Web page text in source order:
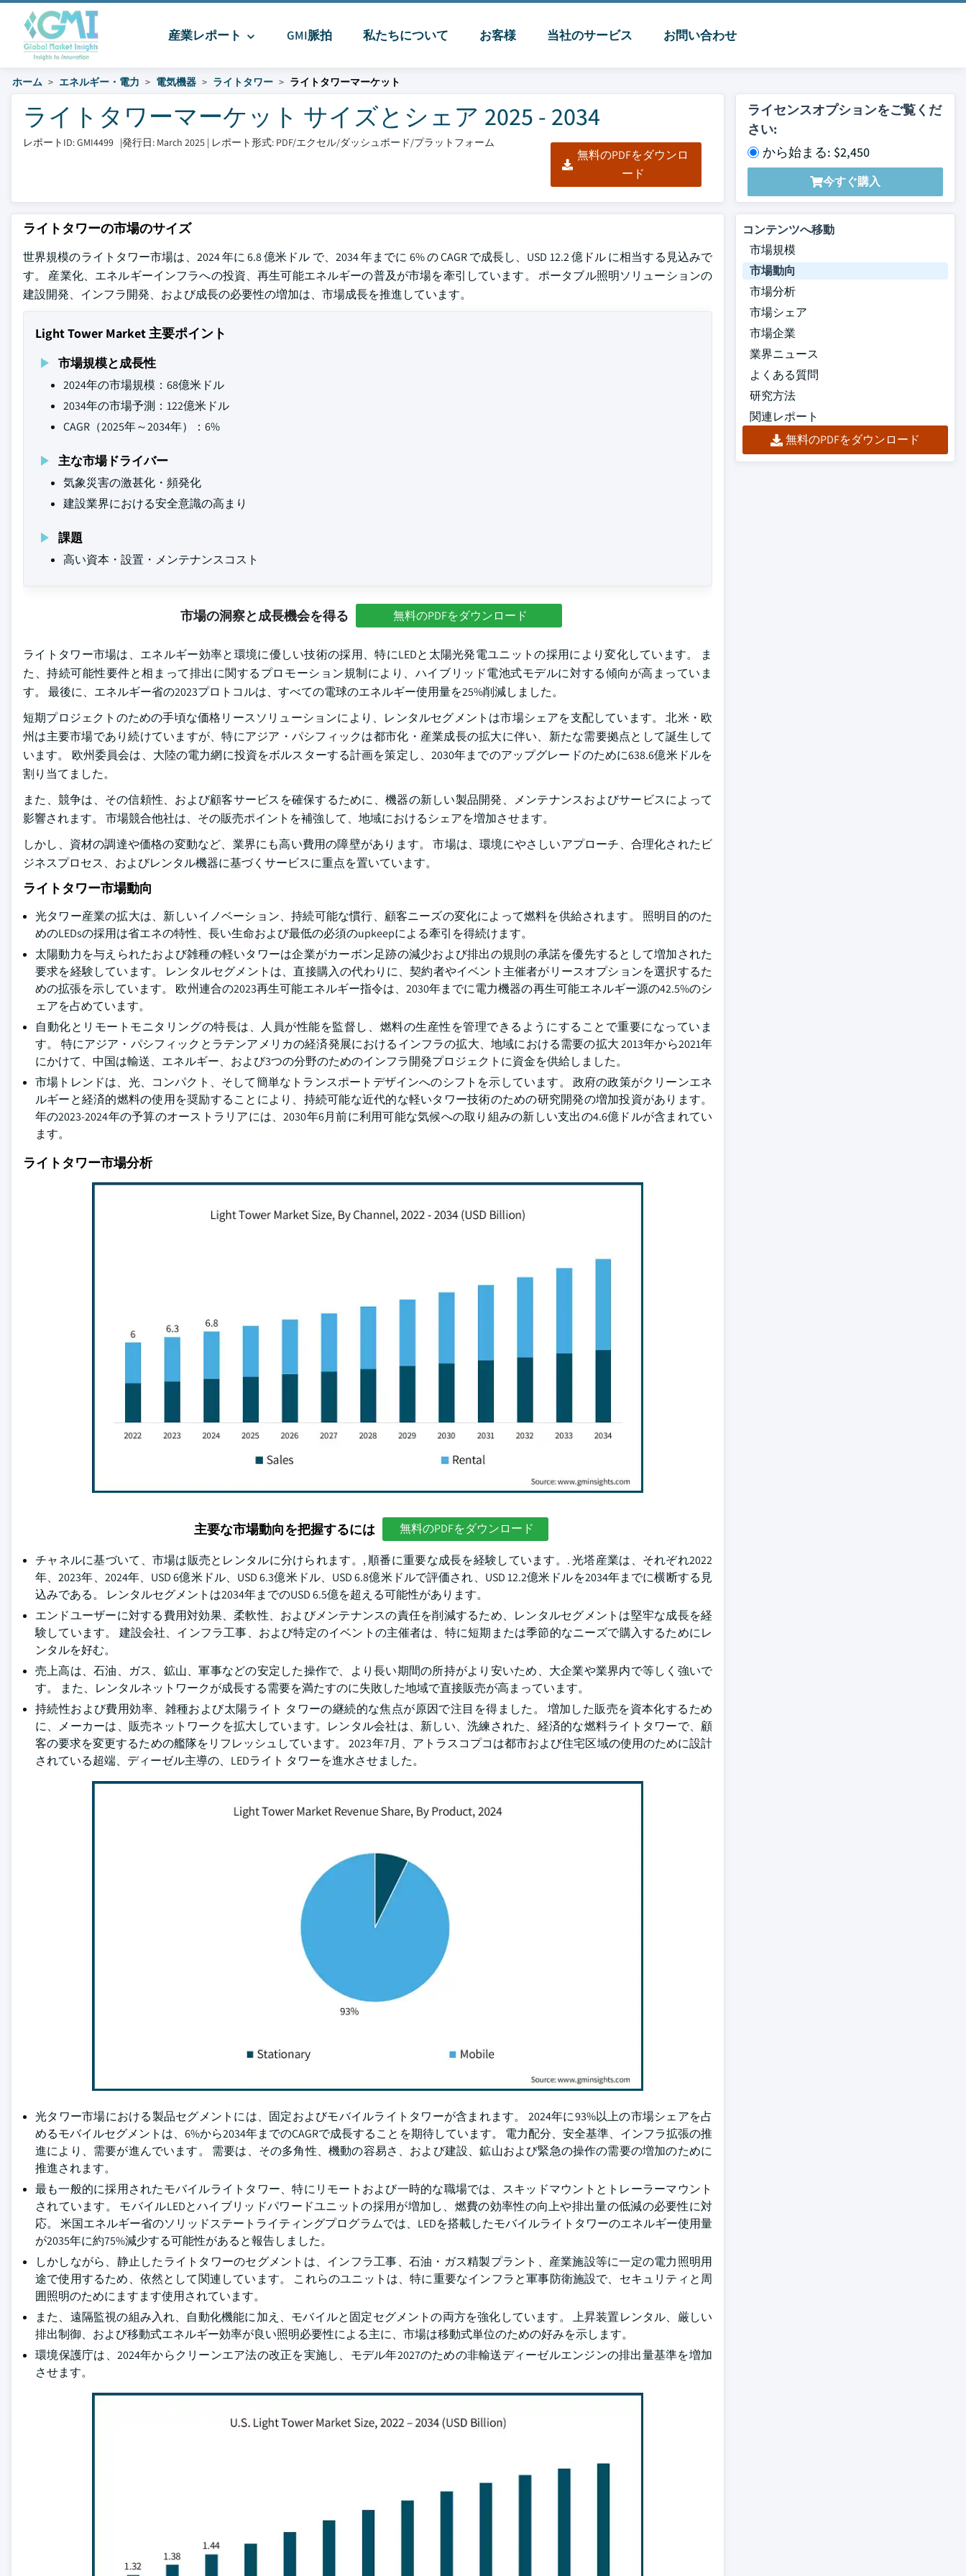
産業レポート GMI脈拍 私たちについて お客様 当社のサービス お問い合わせ
ホーム エネルギー・電力 電気機器 ライトタワー ライトタワーマーケット
ライトタワーマーケット サイズとシェア 2025 - 2034
レポートID: GMI4499 |発行日: March 2025 | レポート形式: PDF/エクセル/ダッシュボード/プラットフォーム
無料のPDFをダウンロ
ード
ライセンスオプションをご覧くだ
さい:
から始まる: $2,450
今すぐ購入
ライトタワーの市場のサイズ
世界規模のライトタワー市場は、2024 年に 6.8 億米ドル で、2034 年までに 6% の CAGR で成長し、USD 12.2 億ドル に相当する見込みで
す。 産業化、エネルギーインフラへの投資、再生可能エネルギーの普及が市場を牽引しています。 ポータブル照明ソリューションの
建設開発、インフラ開発、および成長の必要性の増加は、市場成長を推進しています。
Light Tower Market 主要ポイント
市場規模と成長性
2024年の市場規模：68億米ドル
2034年の市場予測：122億米ドル
CAGR（2025年～2034年）：6%
主な市場ドライバー
気象災害の激甚化・頻発化
建設業界における安全意識の高まり
課題
高い資本・設置・メンテナンスコスト
市場の洞察と成長機会を得る 無料のPDFをダウンロード
ライトタワー市場は、エネルギー効率と環境に優しい技術の採用、特にLEDと太陽光発電ユニットの採用により変化しています。 ま
た、持続可能性要件と相まって排出に関するプロモーション規制により、ハイブリッド電池式モデルに対する傾向が高まっていま
す。 最後に、エネルギー省の2023プロトコルは、すべての電球のエネルギー使用量を25%削減しました。
短期プロジェクトのための手頃な価格リースソリューションにより、レンタルセグメントは市場シェアを支配しています。 北米・欧
州は主要市場であり続けていますが、特にアジア・パシフィックは都市化・産業成長の拡大に伴い、新たな需要拠点として誕生して
います。 欧州委員会は、大陸の電力網に投資をボルスターする計画を策定し、2030年までのアップグレードのために638.6億米ドルを
割り当てました。
また、競争は、その信頼性、および顧客サービスを確保するために、機器の新しい製品開発、メンテナンスおよびサービスによって
影響されます。 市場競合他社は、その販売ポイントを補強して、地域におけるシェアを増加させます。
しかし、資材の調達や価格の変動など、業界にも高い費用の障壁があります。 市場は、環境にやさしいアプローチ、合理化されたビ
ジネスプロセス、およびレンタル機器に基づくサービスに重点を置いています。
ライトタワー市場動向
光タワー産業の拡大は、新しいイノベーション、持続可能な慣行、顧客ニーズの変化によって燃料を供給されます。 照明目的のた
めのLEDsの採用は省エネの特性、長い生命および最低の必須のupkeepによる牽引を得続けます。
太陽動力を与えられたおよび雑種の軽いタワーは企業がカーボン足跡の減少および排出の規則の承諾を優先するとして増加された
要求を経験しています。 レンタルセグメントは、直接購入の代わりに、契約者やイベント主催者がリースオプションを選択するた
めの拡張を示しています。 欧州連合の2023再生可能エネルギー指令は、2030年までに電力機器の再生可能エネルギー源の42.5%のシ
ェアを占めています。
自動化とリモートモニタリングの特長は、人員が性能を監督し、燃料の生産性を管理できるようにすることで重要になっていま
す。 特にアジア・パシフィックとラテンアメリカの経済発展におけるインフラの拡大、地域における需要の拡大 2013年から2021年
にかけて、中国は輸送、エネルギー、および3つの分野のためのインフラ開発プロジェクトに資金を供給しました。
市場トレンドは、光、コンパクト、そして簡単なトランスポートデザインへのシフトを示しています。 政府の政策がクリーンエネ
ルギーと経済的燃料の使用を奨励することにより、持続可能な近代的な軽いタワー技術のための研究開発の増加投資があります。
年の2023-2024年の予算のオーストラリアには、2030年6月前に利用可能な気候への取り組みの新しい支出の4.6億ドルが含まれてい
ます。
ライトタワー市場分析
主要な市場動向を把握するには 無料のPDFをダウンロード
チャネルに基づいて、市場は販売とレンタルに分けられます。, 順番に重要な成長を経験しています。. 光塔産業は、それぞれ2022
年、2023年、2024年、USD 6億米ドル、USD 6.3億米ドル、USD 6.8億米ドルで評価され、USD 12.2億米ドルを2034年までに横断する見
込みである。 レンタルセグメントは2034年までのUSD 6.5億を超える可能性があります。
エンドユーザーに対する費用対効果、柔軟性、およびメンテナンスの責任を削減するため、レンタルセグメントは堅牢な成長を経
験しています。 建設会社、インフラ工事、および特定のイベントの主催者は、特に短期または季節的なニーズで購入するためにレ
ンタルを好む。
売上高は、石油、ガス、鉱山、軍事などの安定した操作で、より長い期間の所持がより安いため、大企業や業界内で等しく強いで
す。 また、レンタルネットワークが成長する需要を満たすのに失敗した地域で直接販売が高まっています。
持続性および費用効率、雑種および太陽ライト タワーの継続的な焦点が原因で注目を得ました。 増加した販売を資本化するため
に、メーカーは、販売ネットワークを拡大しています。レンタル会社は、新しい、洗練された、経済的な燃料ライトタワーで、顧
客の要求を変更するための艦隊をリフレッシュしています。 2023年7月、アトラスコプコは都市および住宅区域の使用のために設計
されている超端、ディーゼル主導の、LEDライト タワーを進水させました。
光タワー市場における製品セグメントには、固定およびモバイルライトタワーが含まれます。 2024年に93%以上の市場シェアを占
めるモバイルセグメントは、6%から2034年までのCAGRで成長することを期待しています。 電力配分、安全基準、インフラ拡張の推
進により、需要が進んでいます。 需要は、その多角性、機動の容易さ、および建設、鉱山および緊急の操作の需要の増加のために
推進されます。
最も一般的に採用されたモバイルライトタワー、特にリモートおよび一時的な職場では、スキッドマウントとトレーラーマウント
されています。 モバイルLEDとハイブリッドパワードユニットの採用が増加し、燃費の効率性の向上や排出量の低減の必要性に対
応。 米国エネルギー省のソリッドステートライティングプログラムでは、LEDを搭載したモバイルライトタワーのエネルギー使用量
が2035年に約75%減少する可能性があると報告しました。
しかしながら、静止したライトタワーのセグメントは、インフラ工事、石油・ガス精製プラント、産業施設等に一定の電力照明用
途で使用するため、依然として関連しています。 これらのユニットは、特に重要なインフラと軍事防衛施設で、セキュリティと周
囲照明のためにますます使用されています。
また、遠隔監視の組み入れ、自動化機能に加え、モバイルと固定セグメントの両方を強化しています。 上昇装置レンタル、厳しい
排出制御、および移動式エネルギー効率が良い照明必要性による主に、市場は移動式単位のための好みを示します。
環境保護庁は、2024年からクリーンエア法の改正を実施し、モデル年2027のための非輸送ディーゼルエンジンの排出量基準を増加
させます。
コンテンツへ移動
市場規模
市場動向
市場分析
市場シェア
市場企業
業界ニュース
よくある質問
研究方法
関連レポート
無料のPDFをダウンロード